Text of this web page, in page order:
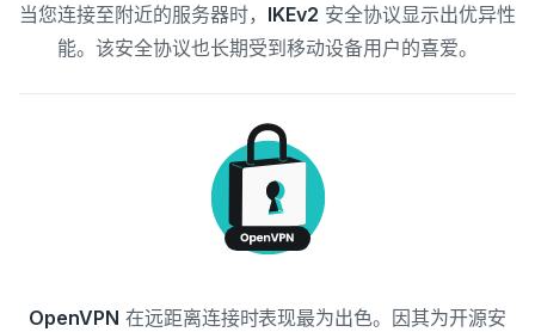
当您连接至附近的服务器时， IKEv2 安全协议显示出优异性
能。该安全协议也长期受到移动设备用户的喜爱。
OpenVPN 在远距离连接时表现最为出色。因其为开源安